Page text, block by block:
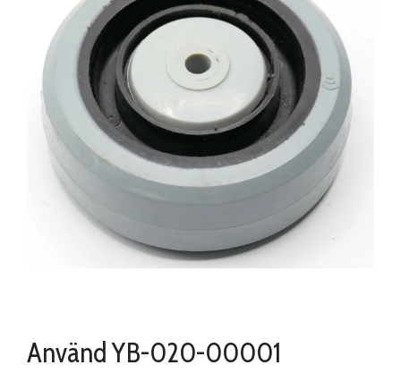
Använd YB-020-00001